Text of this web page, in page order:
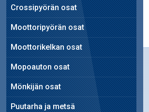
Crossipyörän osat
Moottoripyörän osat
Moottorikelkan osat
Mopoauton osat
Mönkijän osat
Puutarha ja metsä